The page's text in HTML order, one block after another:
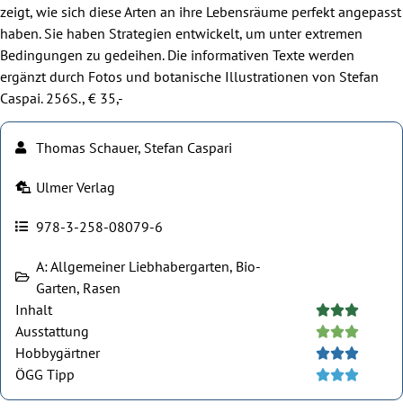
zeigt, wie sich diese Arten an ihre Lebensräume perfekt angepasst
haben. Sie haben Strategien entwickelt, um unter extremen
Bedingungen zu gedeihen. Die informativen Texte werden
ergänzt durch Fotos und botanische Illustrationen von Stefan
Caspai. 256S., € 35,-
Thomas Schauer, Stefan Caspari
Ulmer Verlag
978-3-258-08079-6
A: Allgemeiner Liebhabergarten, Bio-
Garten, Rasen
Inhalt

Ausstattung 
Hobbygärtner 
ÖGG Tipp 